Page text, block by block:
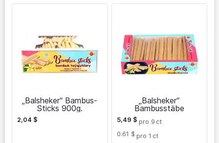
„Balsheker“ Bambus-
Sticks 900g.
2,04 $
„Balsheker“
Bambusstäbe
5,49 $ pro 9 ct
0.61 $ pro 1 ct